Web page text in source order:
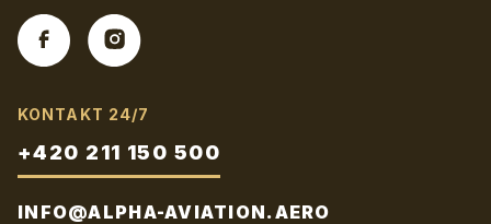
KONTAKT 24/7
+420 211 150 500
INFO@ALPHA-AVIATION.AERO